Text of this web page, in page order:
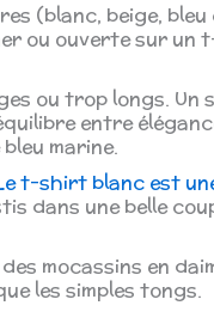
(blanc, beige, bleu
ou ouverte sur
ou trop longs. Un
entre
marine.
t-shirt blanc est
dans une belle
mocassins en
les simples tongs.